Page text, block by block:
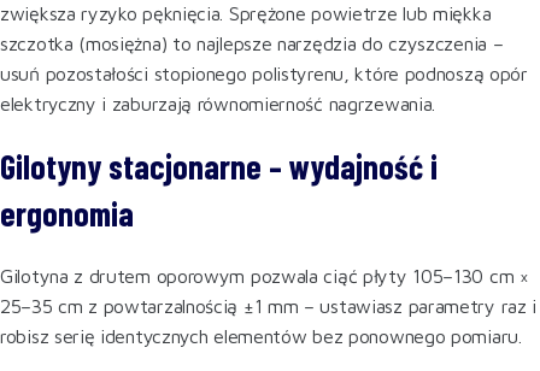
zwiększa ryzyko pęknięcia. Sprężone powietrze lub miękka
szczotka (mosiężna) to najlepsze narzędzia do czyszczenia –
usuń pozostałości stopionego polistyrenu, które podnoszą opór
elektryczny i zaburzają równomierność nagrzewania.
Gilotyny stacjonarne – wydajność i
ergonomia
Gilotyna z drutem oporowym pozwala ciąć płyty 105–130 cm ×
25–35 cm z powtarzalnością ±1 mm – ustawiasz parametry raz i
robisz serię identycznych elementów bez ponownego pomiaru.